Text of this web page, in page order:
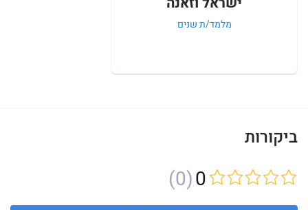
מלמד/ת שנים
ביקורות
(0)0